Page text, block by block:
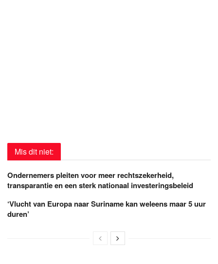
Mis dit niet:
Ondernemers pleiten voor meer rechtszekerheid,
transparantie en een sterk nationaal investeringsbeleid
‘Vlucht van Europa naar Suriname kan weleens maar 5 uur
duren’